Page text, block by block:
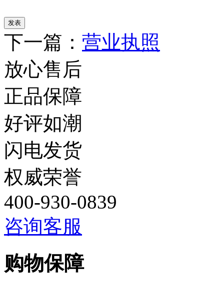
下一篇： 营业执照
放心售后
正品保障
好评如潮
闪电发货
权威荣誉
400-930-0839
咨询客服
购物保障